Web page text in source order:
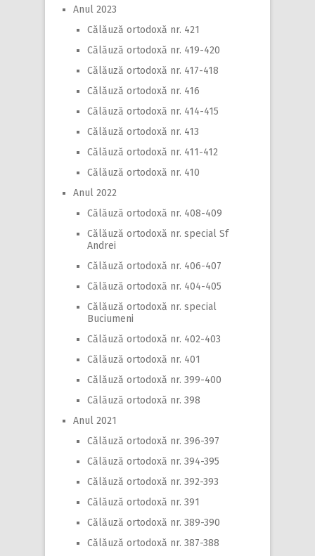
Anul 2023
Călăuză ortodoxă nr. 421
Călăuză ortodoxă nr. 419-420
Călăuză ortodoxă nr. 417-418
Călăuză ortodoxă nr. 416
Călăuză ortodoxă nr. 414-415
Călăuză ortodoxă nr. 413
Călăuză ortodoxă nr. 411-412
Călăuză ortodoxă nr. 410
Anul 2022
Călăuză ortodoxă nr. 408-409
Călăuză ortodoxă nr. special Sf
Andrei
Călăuză ortodoxă nr. 406-407
Călăuză ortodoxă nr. 404-405
Călăuză ortodoxă nr. special
Buciumeni
Călăuză ortodoxă nr. 402-403
Călăuză ortodoxă nr. 401
Călăuză ortodoxă nr. 399-400
Călăuză ortodoxă nr. 398
Anul 2021
Călăuză ortodoxă nr. 396-397
Călăuză ortodoxă nr. 394-395
Călăuză ortodoxă nr. 392-393
Călăuză ortodoxă nr. 391
Călăuză ortodoxă nr. 389-390
Călăuză ortodoxă nr. 387-388